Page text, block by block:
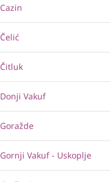
Cazin
Čelić
Čitluk
Donji Vakuf
Goražde
Gornji Vakuf - Uskoplje